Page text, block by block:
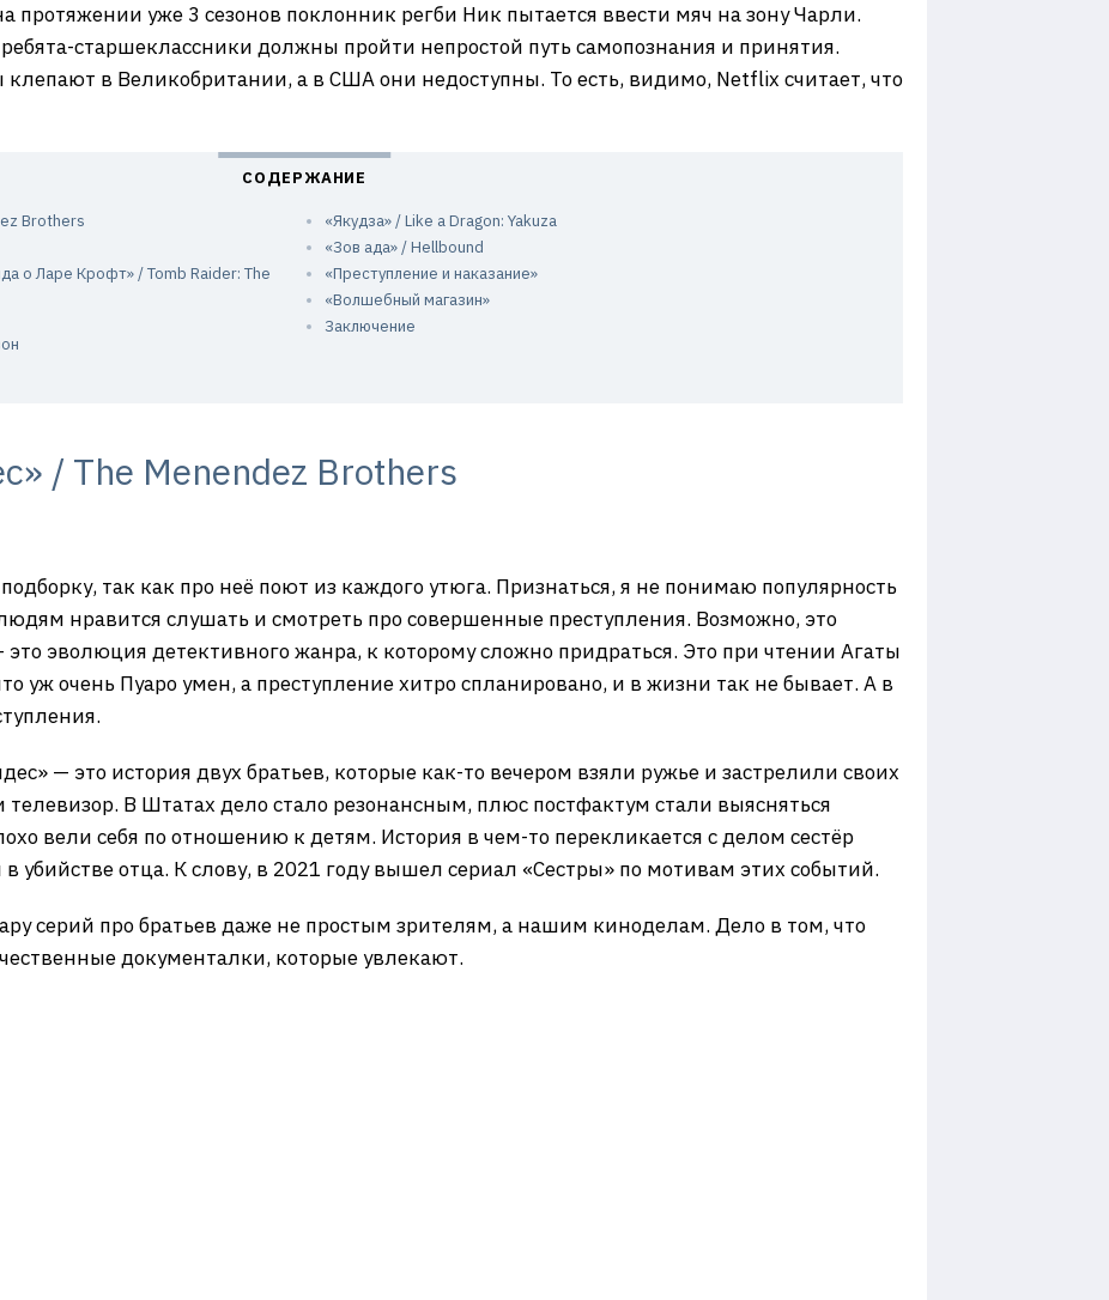
протяжении уже 3 сезонов поклонник регби Ник пытается ввести мяч на зону Чарли.
старшеклассники должны пройти непростой путь самопознания и принятия.
клепают в Великобритании, а в США они недоступны. То есть, видимо, Netflix считает, что
Brothers
о Ларе Крофт» / Tomb Raider: The
«Якудза» / Like a Dragon: Yakuza
«Зов ада» / Hellbound
«Преступление и наказание»
«Волшебный магазин»
Заключение
/ The Menendez Brothers
так как про неё поют из каждого утюга. Признаться, я не понимаю популярность
нравится слушать и смотреть про совершенные преступления. Возможно, это
это эволюция детективного жанра, к которому сложно придраться. Это при чтении Агаты
уж очень Пуаро умен, а преступление хитро спланировано, и в жизни так не бывает. А в
— это история двух братьев, которые как-то вечером взяли ружье и застрелили своих
В Штатах дело стало резонансным, плюс постфактум стали выясняться
вели себя по отношению к детям. История в чем-то перекликается с делом сестёр
убийстве отца. К слову, в 2021 году вышел сериал «Сестры» по мотивам этих событий.
серий про братьев даже не простым зрителям, а нашим киноделам. Дело в том, что
документалки, которые увлекают.